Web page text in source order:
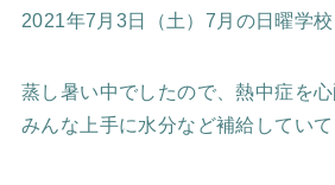
2021年7月3日（土）7月の日曜学校
蒸し暑い中でしたので、熱中症を心
みんな上手に水分など補給してい